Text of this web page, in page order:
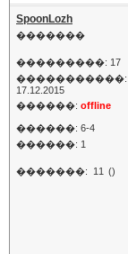
SpoonLozh
�������
���������: 17
�����������:
17.12.2015
������: offline
������: 6-4
������: 1
�������: 11 ()